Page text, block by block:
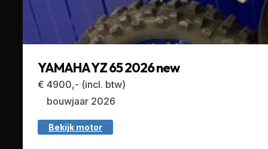
YAMAHA YZ 65 2026 new
€ 4900,- (incl. btw)
bouwjaar 2026
Bekijk motor